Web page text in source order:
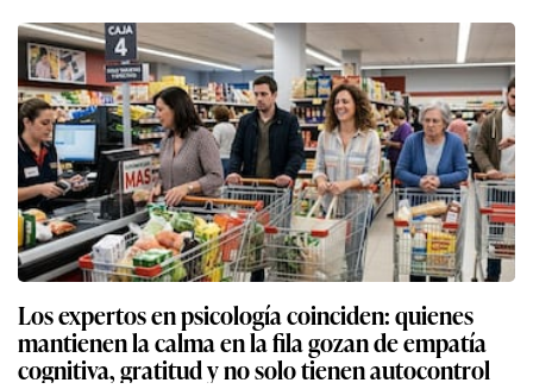
Los expertos en psicología coinciden: quienes
mantienen la calma en la fila gozan de empatía
cognitiva, gratitud y no solo tienen autocontrol